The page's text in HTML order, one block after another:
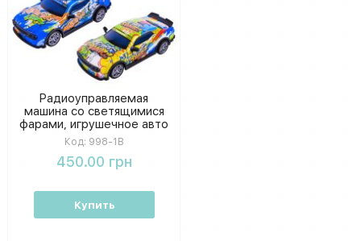
Радиоуправляемая
машина со светящимися
фарами, игрушечное авто
на ру для мальчиков в
ассортименте, коробка
28 см
Код: 998-1B
450.00 грн
Купить